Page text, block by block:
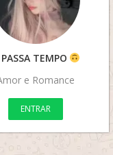
PASSA TEMPO
e Romance
ENTRAR